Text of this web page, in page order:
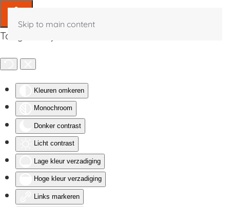
Toegankelijkheid
Kleuren omkeren
Monochroom
Donker contrast
Licht contrast
Lage kleur verzadiging
Hoge kleur verzadiging
Links markeren
Skip to main content